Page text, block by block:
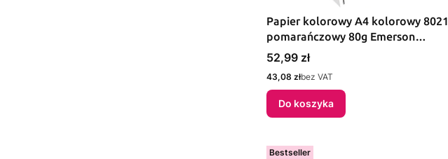
Papier kolorowy A4 kolorowy 8021
pomarańczowy 80g Emerson
(xem408021)
Cena
52,99 zł
Cena
43,08 złbez VAT
Do koszyka
Bestseller